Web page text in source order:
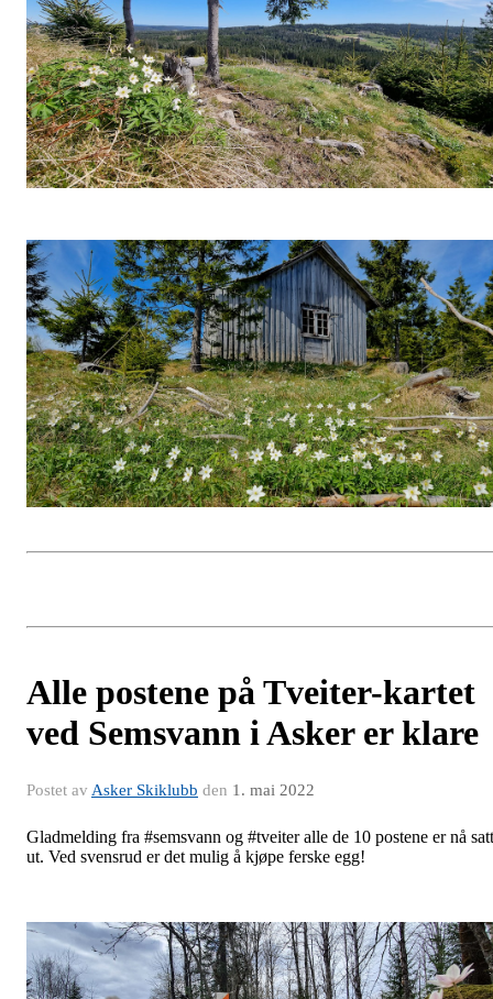
Alle postene på Tveiter-kartet
ved Semsvann i Asker er klare
Postet av Asker Skiklubb den 1. mai 2022
Gladmelding fra #semsvann og #tveiter alle de 10 postene er nå satt
ut. Ved svensrud er det mulig å kjøpe ferske egg!